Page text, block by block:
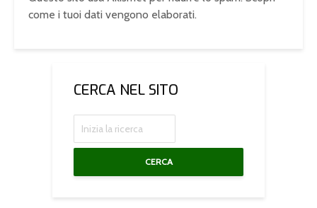
come i tuoi dati vengono elaborati.
CERCA NEL SITO
CERCA